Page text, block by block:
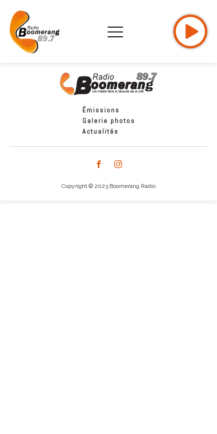
Émissions
Galerie photos
Actualités
Copyright © 2023 Boomerang Radio